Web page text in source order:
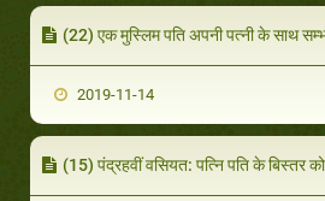
(22) एक मुस्लिम पति अपनी पत्नी के साथ सम्भोग करने के बाद जब दोबारा करना चाहे
2019-11-14
(15) पंद्रहवीं वसियत: पत्नि पति के बिस्तर